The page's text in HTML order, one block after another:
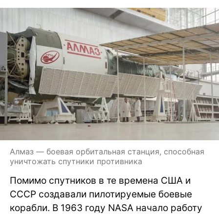
Алмаз — боевая орбитальная станция, способная
уничтожать спутники противника
Помимо спутников в те времена США и
СССР создавали пилотируемые боевые
корабли. В 1963 году NASA начало работу